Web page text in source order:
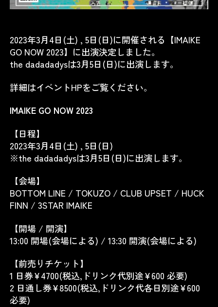
2023年3月4日(土) , 5日(日)に開催される【IMAIKE
GO NOW 2023】に出演決定しました。
the dadadadysは3月5日(日)に出演します。
詳細はイベントHPをご覧ください。
IMAIKE GO NOW 2023
【日程】
2023年3月4日(土) , 5日(日)
※the dadadadysは3月5日(日)に出演します。
【会場】
BOTTOM LINE / TOKUZO / CLUB UPSET / HUCK
FINN / 3STAR IMAIKE
【開場 / 開演】
13:00 開場(会場による) / 13:30 開演(会場による)
【前売りチケット】
1 日券¥4700(税込,ドリンク代別途¥600 必要)
2 日通し券¥8500(税込,ドリンク代各日別途¥600
必要)